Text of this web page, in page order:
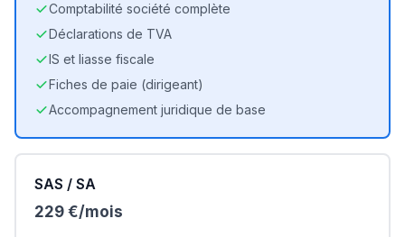
Comptabilité société complète
Déclarations de TVA
IS et liasse fiscale
Fiches de paie (dirigeant)
Accompagnement juridique de base
SAS / SA
229 €/mois